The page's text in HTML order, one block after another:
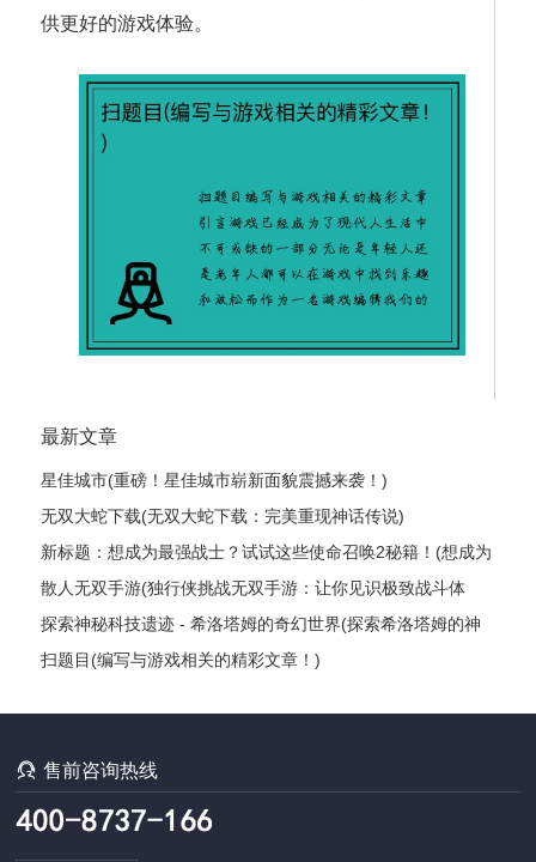
供更好的游戏体验。
最新文章
星佳城市(重磅！星佳城市崭新面貌震撼来袭！)
无双大蛇下载(无双大蛇下载：完美重现神话传说)
新标题：想成为最强战士？试试这些使命召唤2秘籍！(想成为
最强战士？这些使命召唤2秘籍绝对让你雄霸战场！)
散人无双手游(独行侠挑战无双手游：让你见识极致战斗体
验！)
探索神秘科技遗迹 - 希洛塔姆的奇幻世界(探索希洛塔姆的神
秘科技遗迹：一场奇幻之旅)
扫题目(编写与游戏相关的精彩文章！)
售前咨询热线